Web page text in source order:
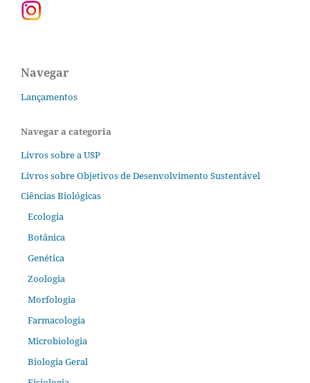
Navegar
Lançamentos
Navegar a categoria
Livros sobre a USP
Livros sobre Objetivos de Desenvolvimento Sustentável
Ciências Biológicas
Ecologia
Botânica
Genética
Zoologia
Morfologia
Farmacologia
Microbiologia
Biologia Geral